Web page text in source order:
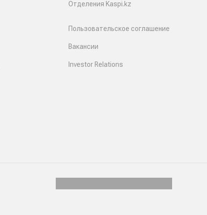
Отделения Kaspi.kz
Пользовательское соглашение
Вакансии
Investor Relations